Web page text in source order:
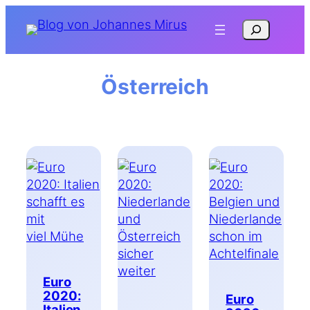
Inhalt
Suchen
Österreich
Euro
2020:
Euro